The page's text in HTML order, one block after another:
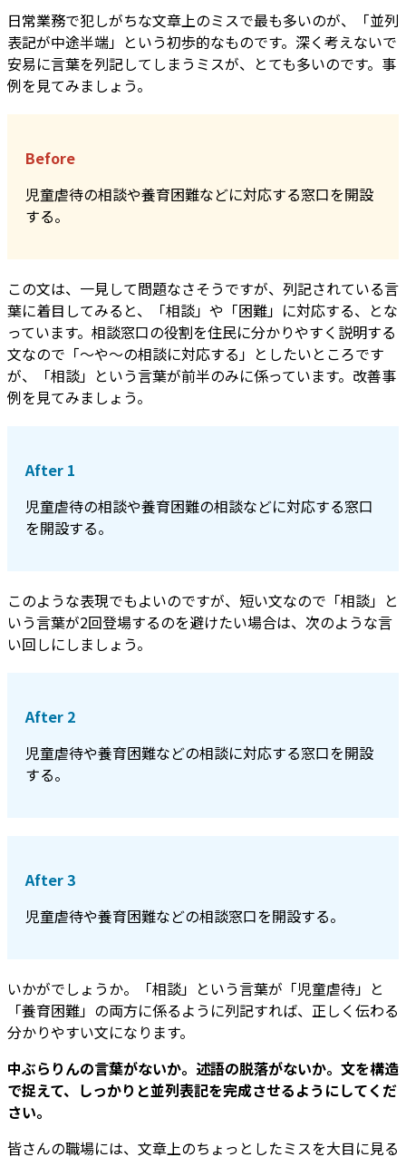
日常業務で犯しがちな文章上のミスで最も多いのが、「並列
表記が中途半端」という初歩的なものです。深く考えないで
安易に言葉を列記してしまうミスが、とても多いのです。事
例を見てみましょう。
Before
児童虐待の相談や養育困難などに対応する窓口を開設
する。
この文は、一見して問題なさそうですが、列記されている言
葉に着目してみると、「相談」や「困難」に対応する、とな
っています。相談窓口の役割を住民に分かりやすく説明する
文なので「～や～の相談に対応する」としたいところです
が、「相談」という言葉が前半のみに係っています。改善事
例を見てみましょう。
After 1
児童虐待の相談や養育困難の相談などに対応する窓口
を開設する。
このような表現でもよいのですが、短い文なので「相談」と
いう言葉が2回登場するのを避けたい場合は、次のような言
い回しにしましょう。
After 2
児童虐待や養育困難などの相談に対応する窓口を開設
する。
After 3
児童虐待や養育困難などの相談窓口を開設する。
いかがでしょうか。「相談」という言葉が「児童虐待」と
「養育困難」の両方に係るように列記すれば、正しく伝わる
分かりやすい文になります。
中ぶらりんの言葉がないか。述語の脱落がないか。文を構造
で捉えて、しっかりと並列表記を完成させるようにしてくだ
さい。
皆さんの職場には、文章上のちょっとしたミスを大目に見る